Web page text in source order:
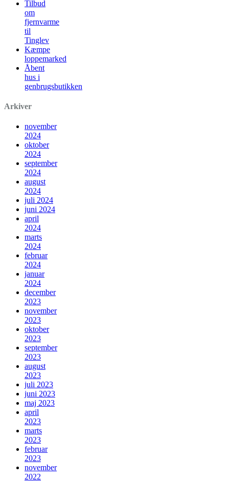
Tilbud
om
fjernvarme
til
Tinglev
Kæmpe
loppemarked
Åbent
hus i
genbrugsbutikken
Arkiver
november
2024
oktober
2024
september
2024
august
2024
juli 2024
juni 2024
april
2024
marts
2024
februar
2024
januar
2024
december
2023
november
2023
oktober
2023
september
2023
august
2023
juli 2023
juni 2023
maj 2023
april
2023
marts
2023
februar
2023
november
2022